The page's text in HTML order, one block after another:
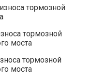
тормозной
тормозной
моста
тормозной
моста